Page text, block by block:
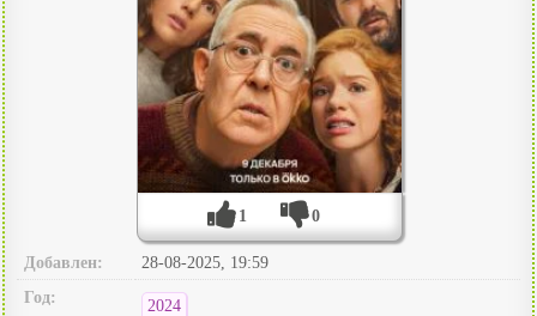
1 0
Добавлен:
28-08-2025, 19:59
Год:
2024